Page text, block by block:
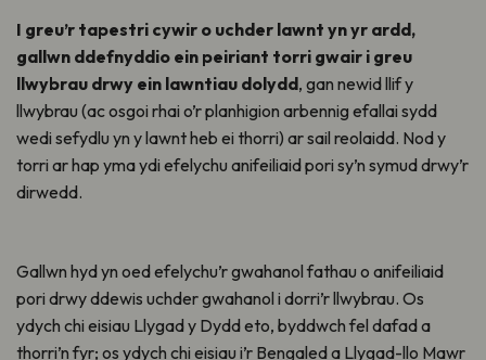
I greu’r tapestri cywir o uchder lawnt yn yr ardd,
gallwn ddefnyddio ein peiriant torri gwair i greu
llwybrau drwy ein lawntiau dolydd, gan newid llif y
llwybrau (ac osgoi rhai o’r planhigion arbennig efallai sydd
wedi sefydlu yn y lawnt heb ei thorri) ar sail reolaidd. Nod y
torri ar hap yma ydi efelychu anifeiliaid pori sy’n symud drwy’r
dirwedd.
Gallwn hyd yn oed efelychu’r gwahanol fathau o anifeiliaid
pori drwy ddewis uchder gwahanol i dorri’r llwybrau. Os
ydych chi eisiau Llygad y Dydd eto, byddwch fel dafad a
thorri’n fyr; os ydych chi eisiau i’r Bengaled a Llygad-llo Mawr